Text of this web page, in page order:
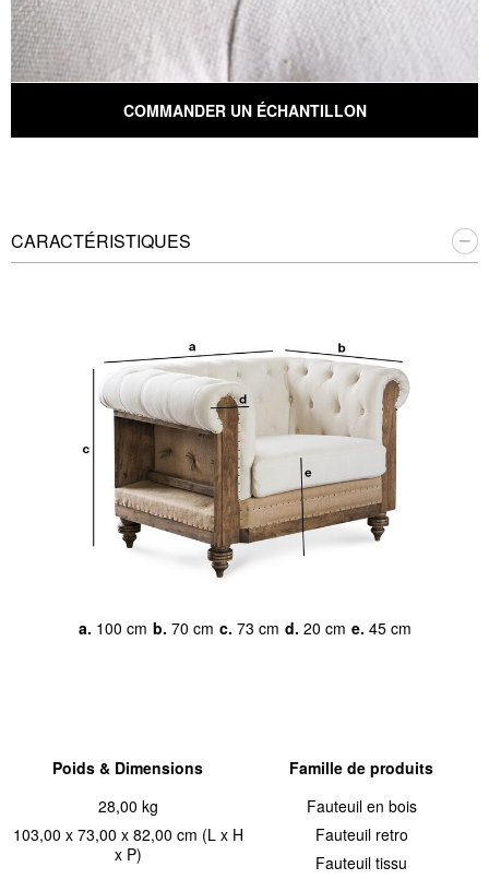
COMMANDER UN ÉCHANTILLON
CARACTÉRISTIQUES
a. 100 cm b. 70 cm c. 73 cm d. 20 cm e. 45 cm
Poids & Dimensions
28,00 kg
103,00 x 73,00 x 82,00 cm (L x H
x P)
Famille de produits
Fauteuil en bois
Fauteuil retro
Fauteuil tissu